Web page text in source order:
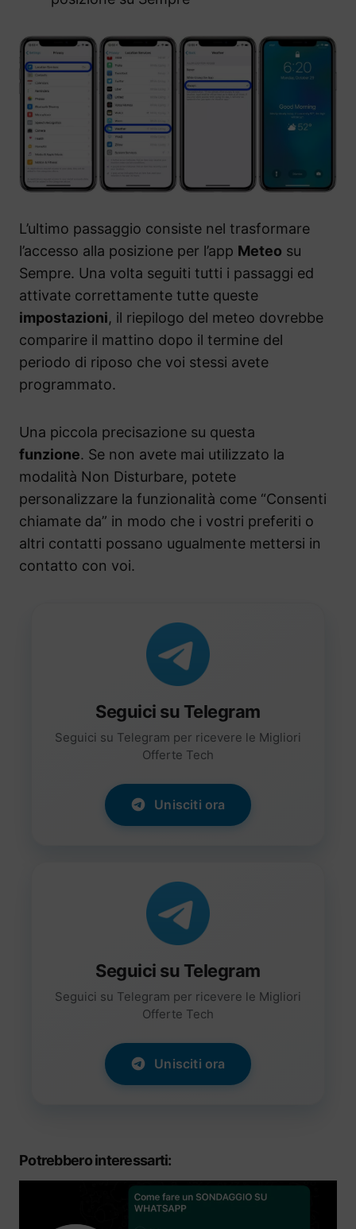
L’ultimo passaggio consiste nel trasformare
l’accesso alla posizione per l’app Meteo su
Sempre. Una volta seguiti tutti i passaggi ed
attivate correttamente tutte queste
impostazioni, il riepilogo del meteo dovrebbe
comparire il mattino dopo il termine del
periodo di riposo che voi stessi avete
programmato.
Una piccola precisazione su questa
funzione. Se non avete mai utilizzato la
modalità Non Disturbare, potete
personalizzare la funzionalità come “Consenti
chiamate da” in modo che i vostri preferiti o
altri contatti possano ugualmente mettersi in
contatto con voi.
Seguici su Telegram
Seguici su Telegram per ricevere le Migliori
Offerte Tech
Unisciti ora
Seguici su Telegram
Seguici su Telegram per ricevere le Migliori
Offerte Tech
Unisciti ora
Potrebbero interessarti: